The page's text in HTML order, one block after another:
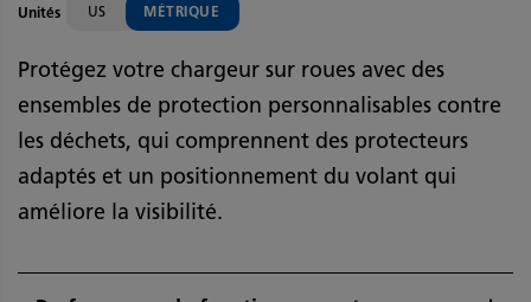
Unités US MÉTRIQUE
Protégez votre chargeur sur roues avec des
ensembles de protection personnalisables contre
les déchets, qui comprennent des protecteurs
adaptés et un positionnement du volant qui
améliore la visibilité.